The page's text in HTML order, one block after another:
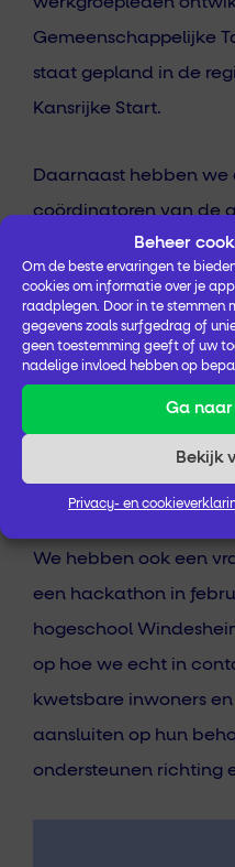
Beheer
Om de beste ervaringen te
cookies om informatie over je
raadplegen. Door in te stemmen
gegevens zoals surfgedrag of
geen toestemming geeft of uw
nadelige invloed hebben op
Ga
Bekijk
Privacy- en
Gemeenschappelijke
staat gepland in de
Kansrijke Start.
Daarnaast hebben we
coördinatoren van de
verbindingen met
verder te ontwikkelen.
al ingepland, zoals
brede blik op
workshops voor de
We hebben ook een
een hackathon in
hogeschool
op hoe we echt in
kwetsbare inwoners
aansluiten op hun
ondersteunen richting